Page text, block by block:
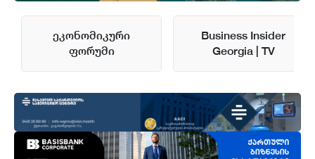
ეკონომიკური
ფორუმი
Business Insider
Georgia | TV